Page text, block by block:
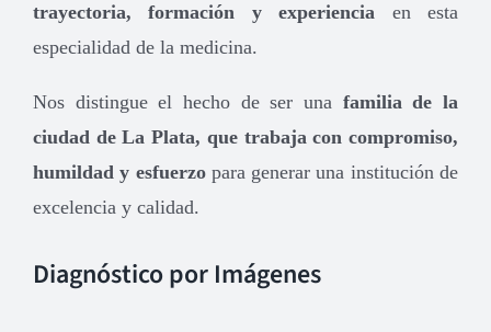
trayectoria, formación y experiencia en esta
especialidad de la medicina.
Nos distingue el hecho de ser una familia de la
ciudad de La Plata, que trabaja con compromiso,
humildad y esfuerzopara generar una institución de
excelencia y calidad.
Diagnóstico por Imágenes